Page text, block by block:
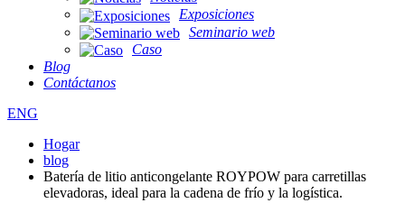
Exposiciones
Seminario web
Caso
Blog
Contáctanos
ENG
Hogar
blog
Batería de litio anticongelante ROYPOW para carretillas
elevadoras, ideal para la cadena de frío y la logística.